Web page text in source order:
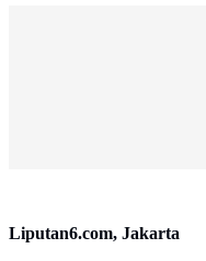
Liputan6.com, Jakarta